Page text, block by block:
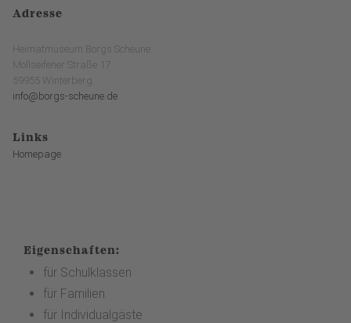
Adresse
Heimatmuseum Borgs Scheune
Mollseifener Straße 17
59955 Winterberg
info@borgs-scheune.de
Links
Homepage
Eigenschaften:
für Schulklassen
für Familien
für Individualgäste